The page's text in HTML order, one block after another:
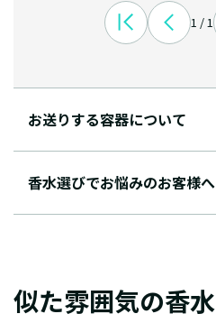
1 / 1
お送りする容器について
香水選びでお悩みのお客様へ
似た雰囲気の香水